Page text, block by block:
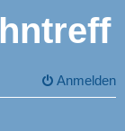
Anmelden